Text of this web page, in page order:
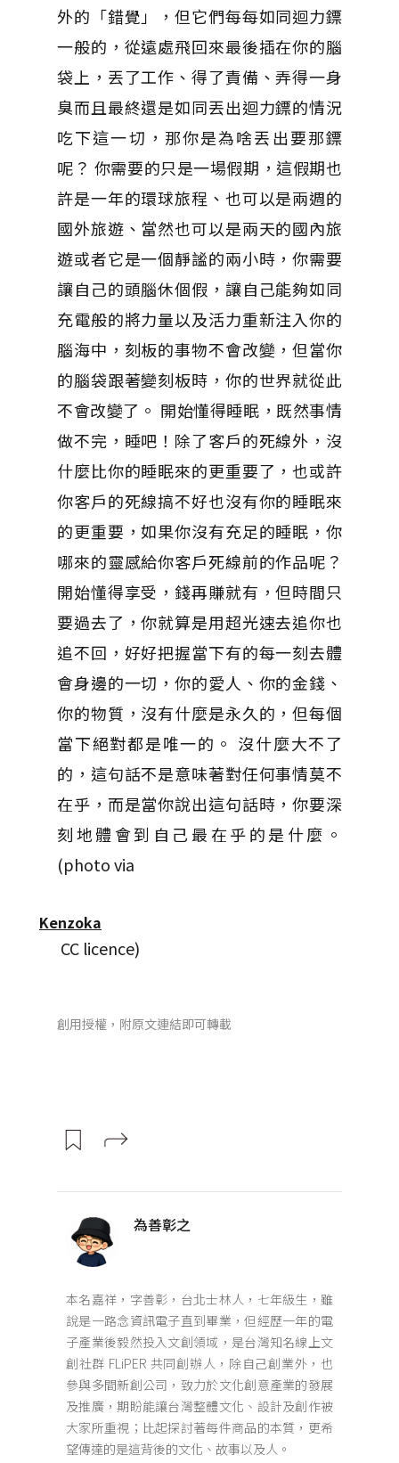
外的「錯覺」，但它們每每如同迴力鏢
一般的，從遠處飛回來最後插在你的腦
袋上，丟了工作、得了責備、弄得一身
臭而且最終還是如同丟出迴力鏢的情況
吃下這一切，那你是為啥丟出要那鏢
呢？ 你需要的只是一場假期，這假期也
許是一年的環球旅程、也可以是兩週的
國外旅遊、當然也可以是兩天的國內旅
遊或者它是一個靜謐的兩小時，你需要
讓自己的頭腦休個假，讓自己能夠如同
充電般的將力量以及活力重新注入你的
腦海中，刻板的事物不會改變，但當你
的腦袋跟著變刻板時，你的世界就從此
不會改變了。 開始懂得睡眠，既然事情
做不完，睡吧！除了客戶的死線外，沒
什麼比你的睡眠來的更重要了，也或許
你客戶的死線搞不好也沒有你的睡眠來
的更重要，如果你沒有充足的睡眠，你
哪來的靈感給你客戶死線前的作品呢？
開始懂得享受，錢再賺就有，但時間只
要過去了，你就算是用超光速去追你也
追不回，好好把握當下有的每一刻去體
會身邊的一切，你的愛人、你的金錢、
你的物質，沒有什麼是永久的，但每個
當下絕對都是唯一的。 沒什麼大不了
的，這句話不是意味著對任何事情莫不
在乎，而是當你說出這句話時，你要深
刻地體會到自己最在乎的是什麼。
(photo via
Kenzoka
CC licence)
創用授權，附原文連結即可轉載
為善彰之
本名嘉祥，字善彰，台北士林人，七年級生，雖
說是一路念資訊電子直到畢業，但經歷一年的電
子產業後毅然投入文創領域，是台灣知名線上文
創社群 FLiPER 共同創辦人，除自己創業外，也
參與多間新創公司，致力於文化創意產業的發展
及推廣，期盼能讓台灣整體文化、設計及創作被
大家所重視；比起探討著每件商品的本質，更希
望傳達的是這背後的文化、故事以及人。